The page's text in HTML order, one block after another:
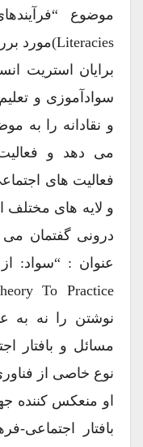
Literacies)مورد بررسی قرار دهد.
برایان استریت
سوادآموزی و
و نقادانه را به
می دهد و فعالیت
فعالیت های
و لایه های مختلف
درونی گفتمان می
نوشتن را نه به
مسائل و بافتار
نوع خاصی از
او منعکس کننده
بافتار اجتماعی-